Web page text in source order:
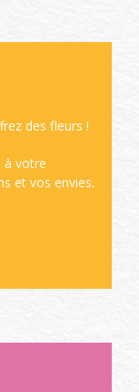
des fleurs !
à votre
et vos envies.